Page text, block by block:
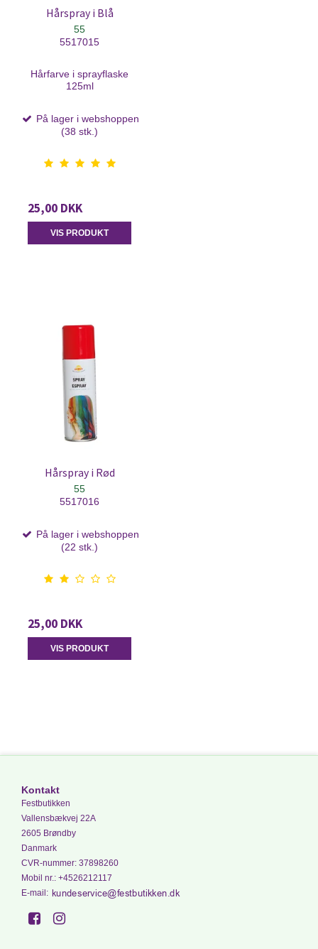
Hårspray i Blå
55
5517015
Hårfarve i sprayflaske
125ml
På lager i webshoppen
(38 stk.)
25,00 DKK
VIS PRODUKT
Hårspray i Rød
55
5517016
På lager i webshoppen
(22 stk.)
25,00 DKK
VIS PRODUKT
Kontakt
Festbutikken
Vallensbækvej 22A
2605 Brøndby
Danmark
CVR-nummer: 37898260
Mobil nr.: +4526212117
E-mail :